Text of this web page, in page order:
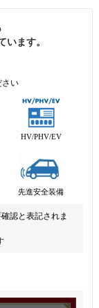
います。
さい
HV/PHV/EV
先進安全装備
認と表記されま